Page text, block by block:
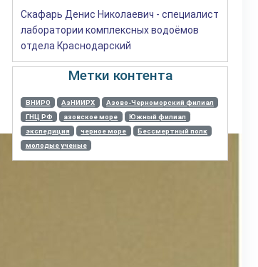
Скафарь Денис Николаевич - специалист
лаборатории комплексных водоёмов
отдела Краснодарский
Метки контента
ВНИРО АзНИИРХ
Азово-Черноморский филиал
ГНЦ РФ
азовское море
Южный филиал
экспедиция
черное море
Бессмертный полк
молодые ученые